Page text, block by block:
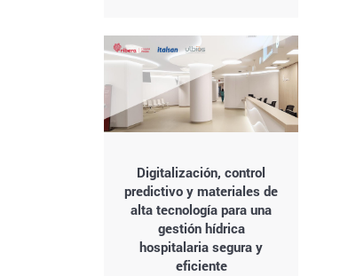
Digitalización, control
predictivo y materiales de
alta tecnología para una
gestión hídrica
hospitalaria segura y
eficiente